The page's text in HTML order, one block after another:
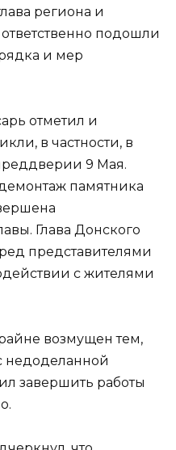
региона и
подошли
и мер
отметил и
в частности, в
9 Мая.
памятника
Глава Донского
представителями
с жителями
возмущен тем,
недоделанной
завершить работы